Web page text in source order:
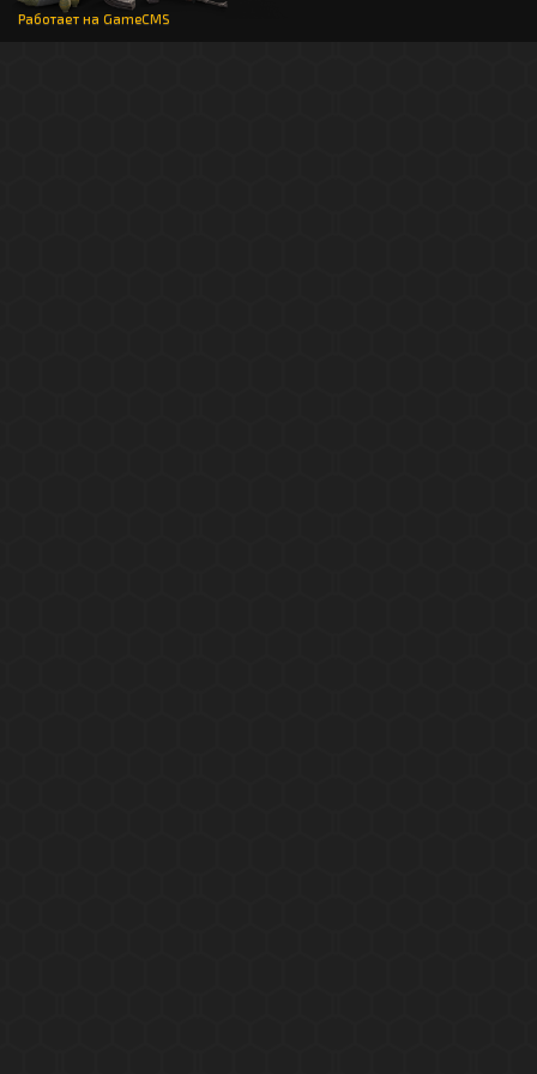
Работает на GameCMS